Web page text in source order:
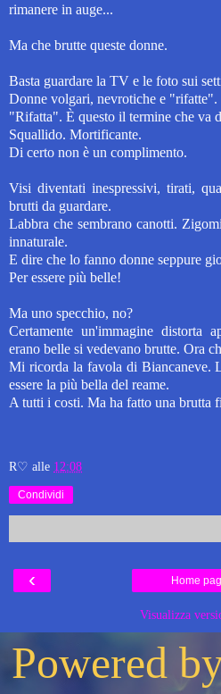
rimanere in auge...
Ma che brutte queste donne.
Basta guardare la TV e le foto sui
Donne volgari, nevrotiche e "rifatte".
"Rifatta". È questo il termine che va
Squallido. Mortificante.
Di certo non è un complimento.
Visi diventati inespressivi, tirati,
brutti da guardare.
Labbra che sembrano canotti.
innaturale.
E dire che lo fanno donne seppure
Per essere più belle!
Ma uno specchio, no?
Certamente un'immagine distorta
erano belle si vedevano brutte. Ora
Mi ricorda la favola di Biancaneve.
essere la più bella del reame.
A tutti i costi. Ma ha fatto una brutta
R♡ alle 12:08
Condividi
‹ Home
Visualizza
Powered